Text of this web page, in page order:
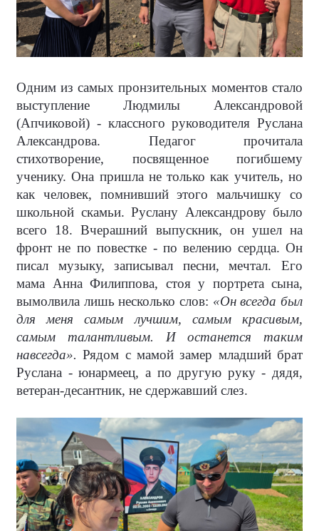
Одним из самых пронзительных моментов стало
выступление Людмилы Александровой
(Апчиковой) - классного руководителя Руслана
Александрова. Педагог прочитала
стихотворение, посвященное погибшему
ученику. Она пришла не только как учитель, но
как человек, помнивший этого мальчишку со
школьной скамьи. Руслану Александрову было
всего 18. Вчерашний выпускник, он ушел на
фронт не по повестке - по велению сердца. Он
писал музыку, записывал песни, мечтал. Его
мама Анна Филиппова, стоя у портрета сына,
вымолвила лишь несколько слов: «Он всегда был
для меня самым лучшим, самым красивым,
самым талантливым. И останется таким
навсегда». Рядом с мамой замер младший брат
Руслана - юнармеец, а по другую руку - дядя,
ветеран-десантник, не сдержавший слез.